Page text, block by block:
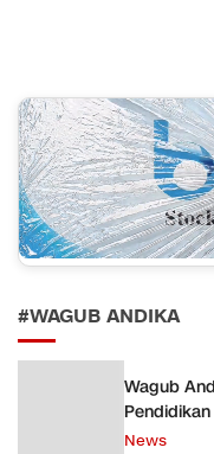
#WAGUB ANDIKA
Wagub
News